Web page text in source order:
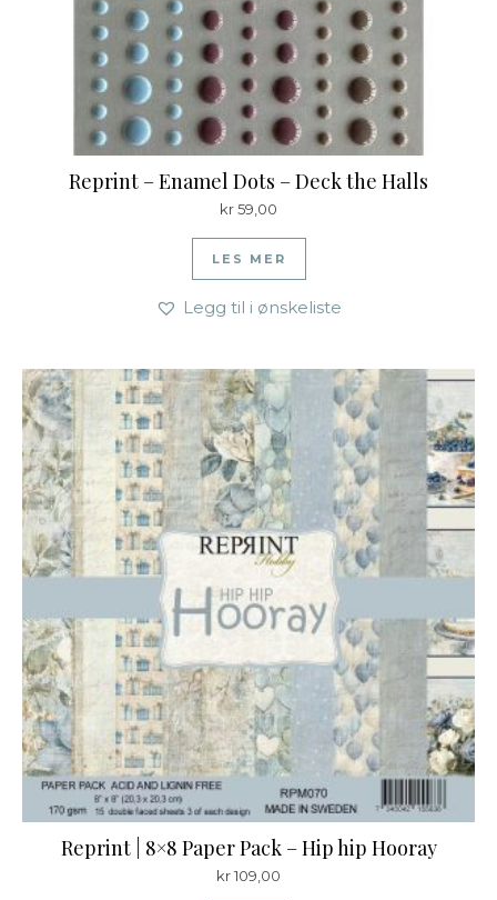
Reprint – Enamel Dots – Deck the Halls
kr59,00
LES MER
Legg til i ønskeliste
Reprint | 8×8 Paper Pack – Hip hip Hooray
kr109,00